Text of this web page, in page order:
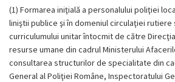
(1) Formarea iniţială a personalului poliţiei
liniştii publice şi în domeniul circulaţiei
curriculumului unitar întocmit de către
resurse umane din cadrul Ministerului
consultarea structurilor de specialitate din
General al Poliţiei Române, Inspectoratului